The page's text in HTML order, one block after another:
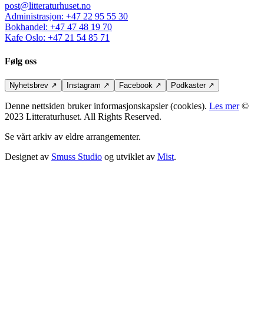
post@litteraturhuset.no
Administrasjon: +47 22 95 55 30
Bokhandel: +47 47 48 19 70
Kafe Oslo: +47 21 54 85 71
Følg oss
Nyhetsbrev ↗ Instagram ↗ Facebook ↗ Podkaster↗
Denne nettsiden bruker informasjonskapsler (cookies). Les mer©
2023 Litteraturhuset. All Rights Reserved.
Se vårt arkiv av eldre arrangementer.
Designet av Smuss Studio og utviklet av Mist.